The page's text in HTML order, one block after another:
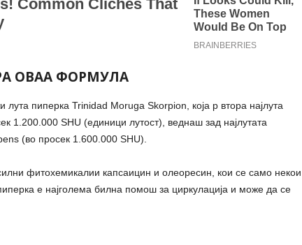
ОВАА ФОРМУЛА
пиперка Trinidad Moruga Skorpion, која р втора најлута
1.200.000 SHU (единици лутост), веднаш зад најлутата
(во просек 1.600.000 SHU).
фитохемикалии капсаицин и олеоресин, кои се само некои
е најголема билна помош за циркулација и може да се